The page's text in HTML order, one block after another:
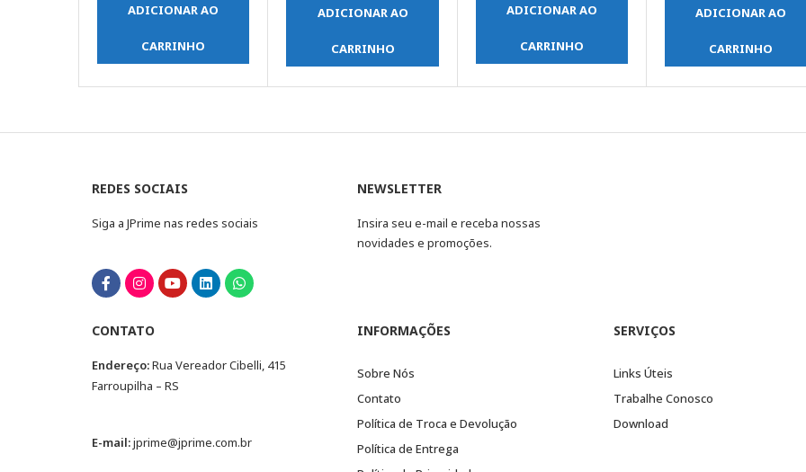
ADICIONAR AO
CARRINHO
ADICIONAR AO
CARRINHO
ADICIONAR AO
CARRINHO
ADICIONAR AO
CARRINHO
REDES SOCIAIS
Siga a JPrime nas redes sociais
NEWSLETTER
Insira seu e-mail e receba nossas
novidades e promoções.
CONTATO
Endereço:Rua Vereador Cibelli, 415
Farroupilha – RS
E-mail:jprime@jprime.com.br
INFORMAÇÕES
Sobre Nós
Contato
Política de Troca e Devolução
Política de Entrega
SERVIÇOS
Links Úteis
Trabalhe Conosco
Download